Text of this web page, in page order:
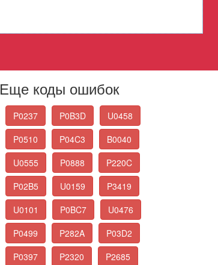
ошибок OBD-II
Еще коды ошибок
P0237 P0B3D
U0458
P0510
P04C3
B0040
U0555
P0888
P220C
P02B5
U0159
P3419
U0101
P0BC7
U0476
P0499
P282A
P03D2
P0397
P2320
P2685